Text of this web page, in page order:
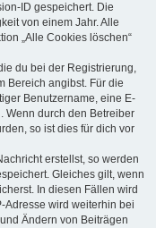
ID gespeichert. Die
von einem Jahr. Alle
„Alle Cookies löschen“
du bei der Registrierung,
Bereich angibst. Für die
Benutzername, eine E-
Wenn durch den Betreiber
so ist dies für dich vor
erstellst, so werden
Gleiches gilt, wenn
In diesen Fällen wird
Adresse wird weiterhin bei
Ändern von Beiträgen